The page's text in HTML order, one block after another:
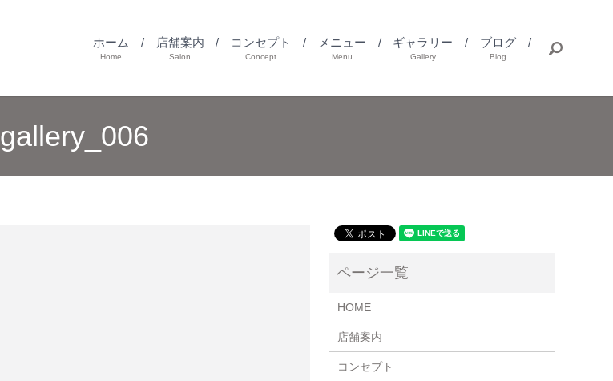
ホーム
Home
店舗案内
Salon
コンセプト
Concept
メニュー
Menu
ギャラリー
Gallery
ブログ
Blog
gallery_006
HOME
店舗案内
コンセプト